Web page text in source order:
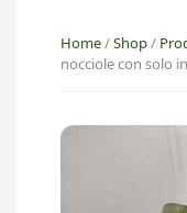
Home/Shop/
nocciole con solo